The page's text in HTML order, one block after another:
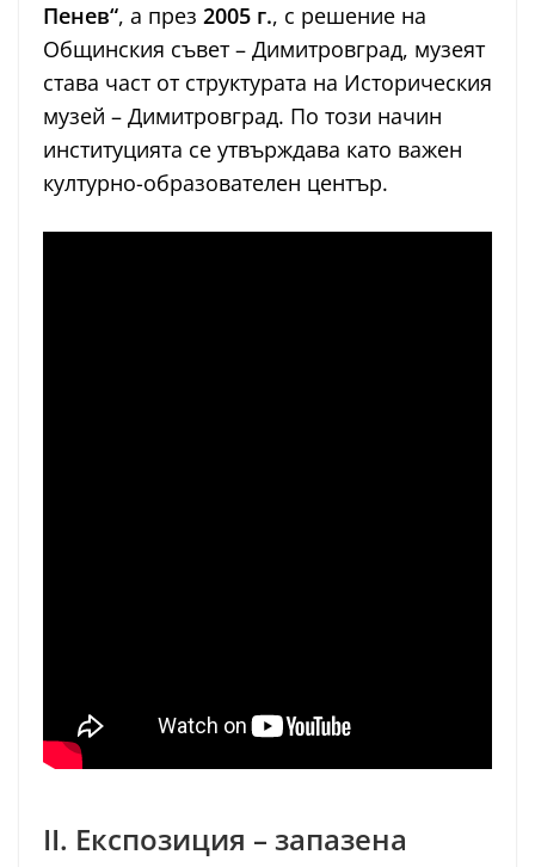
Пенев“, а през 2005 г., с решение на
Общинския съвет – Димитровград, музеят
става част от структурата на Историческия
музей – Димитровград. По този начин
институцията се утвърждава като важен
културно-образователен център.
II. Експозиция – запазена